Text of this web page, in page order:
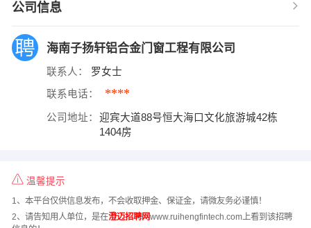
公司信息
海南子扬轩铝合金门窗工程有限公司
联系人： 罗女士
联系电话： ****
公司地址：
迎宾大道88号恒大海口文化旅游城42栋
1404房
温馨提示
1、本平台仅供信息发布，不会收取押金、保证金，请微友务必谨慎！
2、请告知用人单位，是在澄迈招聘网www.ruihengfintech.com上看到该招聘